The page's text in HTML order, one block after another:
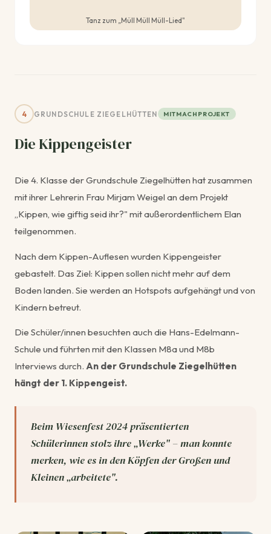
Tanz zum „Müll Müll Müll-Lied"
4 GRUNDSCHULE ZIEGELHÜTTEN MITMACHPROJEKT
Die Kippengeister
Die 4. Klasse der Grundschule Ziegelhütten hat zusammen
mit ihrer Lehrerin Frau Mirjam Weigel an dem Projekt
„Kippen, wie giftig seid ihr?" mit außerordentlichem Elan
teilgenommen.
Nach dem Kippen-Auflesen wurden Kippengeister
gebastelt. Das Ziel: Kippen sollen nicht mehr auf dem
Boden landen. Sie werden an Hotspots aufgehängt und von
Kindern betreut.
Die Schüler/innen besuchten auch die Hans-Edelmann-
Schule und führten mit den Klassen M8a und M8b
Interviews durch. An der Grundschule Ziegelhütten
hängt der 1. Kippengeist.
Beim Wiesenfest 2024 präsentierten
Schülerinnen stolz ihre „Werke" – man konnte
merken, wie es in den Köpfen der Großen und
Kleinen „arbeitete".